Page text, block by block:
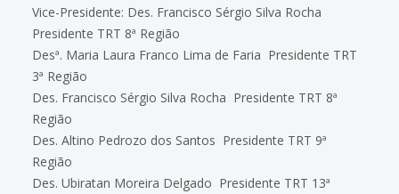
Vice-Presidente: Des. Francisco Sérgio Silva Rocha 
Presidente TRT 8ª Região
Desª. Maria Laura Franco Lima de Faria  Presidente TRT
3ª Região
Des. Francisco Sérgio Silva Rocha  Presidente TRT 8ª
Região
Des. Altino Pedrozo dos Santos  Presidente TRT 9ª
Região
Des. Ubiratan Moreira Delgado  Presidente TRT 13ª